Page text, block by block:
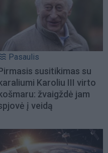
Pasaulis
susitikimas su
Karoliu III virto
žvaigždė jam
į veidą